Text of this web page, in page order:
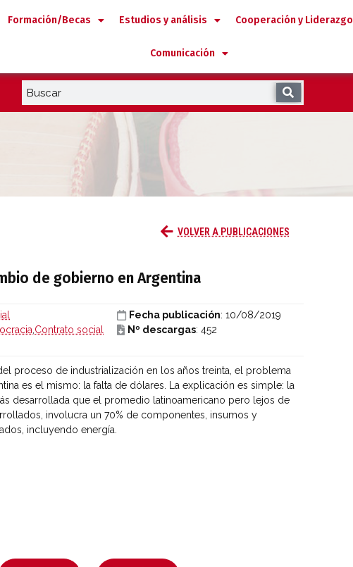
Formación/Becas Estudios y análisis Cooperación y Liderazgo
Comunicación
cambio de gobierno en Argentina
VOLVER A PUBLICACIONES
de gobierno en Argentina
,Contrato social
Fecha publicación: 10/08/2019
Nº descargas: 452
proceso de industrialización en los años treinta, el problema
es el mismo: la falta de dólares. La explicación es simple: la
desarrollada que el promedio latinoamericano pero lejos de
involucra un 70% de componentes, insumos y
incluyendo energía.